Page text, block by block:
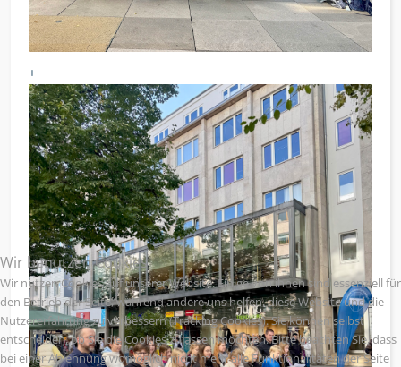
+
Wir benutzen Cookies
Wir nutzen Cookies auf unserer Website. Einige von ihnen sind essenziell für
den Betrieb der Seite, während andere uns helfen, diese Website und die
Nutzererfahrung zu verbessern (Tracking Cookies). Sie können selbst
entscheiden, ob Sie die Cookies zulassen möchten. Bitte beachten Sie, dass
bei einer Ablehnung womöglich nicht mehr alle Funktionalitäten der Seite